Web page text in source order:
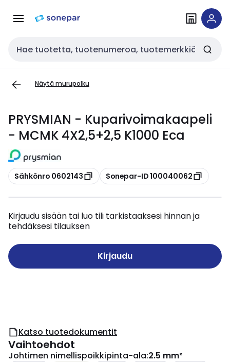
navigointiinsisältöön
Haku
Näytä murupolku
PRYSMIAN - Kuparivoimakaapeli
- MCMK 4X2,5+2,5 K1000 Eca
Kopioi
Sähkönro 0602143 Kopioi
Sonepar-ID 100040062
Kirjaudu sisään tai luo tili tarkistaaksesi hinnan ja
tehdäksesi tilauksen
Kirjaudu
Katso tuotedokumentit
Vaihtoehdot
Johtimen nimellispoikkipinta-ala:2.5 mm²